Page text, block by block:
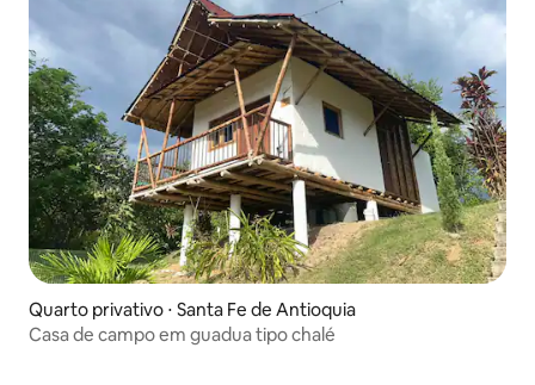
Quarto privativo ⋅ Santa Fe de Antioquia
Casa de campo em guadua tipo chalé